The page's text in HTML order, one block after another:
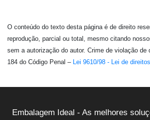
O conteúdo do texto desta página é de direito
reprodução, parcial ou total, mesmo citando
sem a autorização do autor. Crime de violação de
184 do Código Penal –
Lei 9610/98 - Lei de
Embalagem Ideal - As melhores